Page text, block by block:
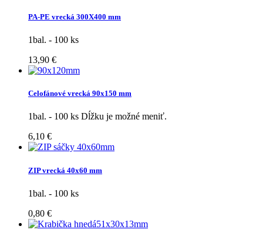
PA-PE vrecká 300X400 mm
1bal. - 100 ks
13,90 €
Celofánové vrecká 90x150 mm
1bal. - 100 ks Dĺžku je možné meniť.
6,10 €
ZIP vrecká 40x60 mm
1bal. - 100 ks
0,80 €